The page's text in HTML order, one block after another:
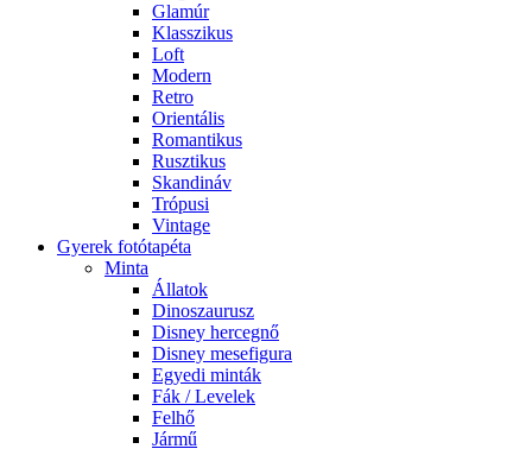
Glamúr
Klasszikus
Loft
Modern
Retro
Orientális
Romantikus
Rusztikus
Skandináv
Trópusi
Vintage
Gyerek fotótapéta
Minta
Állatok
Dinoszaurusz
Disney hercegnő
Disney mesefigura
Egyedi minták
Fák / Levelek
Felhő
Jármű